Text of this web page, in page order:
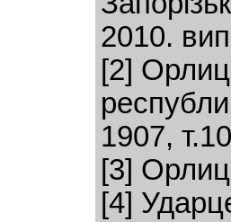
2010.
[2]
1907,
[3]
[4]